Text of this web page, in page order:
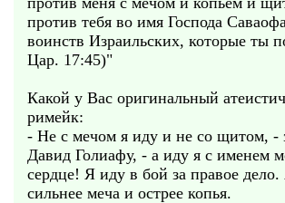
против тебя во имя Господа
воинств Израильских, которые ты
Цар. 17:45)"
Какой у Вас оригинальный
римейк:
- Не с мечом я иду и не со щитом, -
Давид Голиафу, - а иду я с именем
сердце! Я иду в бой за правое
сильнее меча и острее копья.